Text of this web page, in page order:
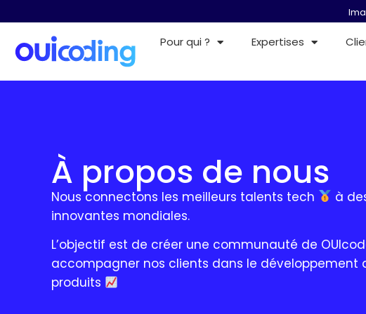
Pour qui ? Expertises
À propos de nous
Nous connectons les meilleurs talents tech
à
innovantes mondiales.
L’objectif est de créer une communauté de
accompagner nos clients dans le développement
produits